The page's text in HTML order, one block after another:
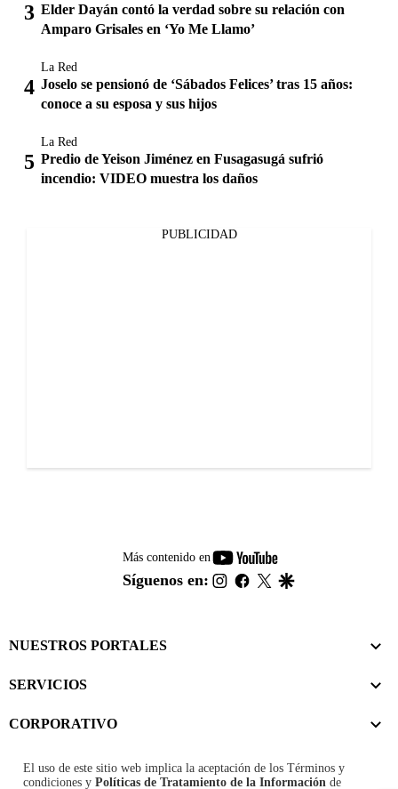
Elder Dayán contó la verdad sobre su relación con
Amparo Grisales en ‘Yo Me Llamo’
La Red
Joselo se pensionó de ‘Sábados Felices’ tras 15 años:
conoce a su esposa y sus hijos
La Red
Predio de Yeison Jiménez en Fusagasugá sufrió
incendio: VIDEO muestra los daños
PUBLICIDAD
Más contenido en
youtube-
footer
Síguenos en: instagram
facebook
twitter
NUESTROS PORTALES
SERVICIOS
CORPORATIVO
El uso de este sitio web implica la aceptación de los Términos y
condiciones y Políticas de Tratamiento de la Información de